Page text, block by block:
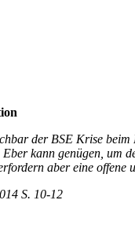
der BSE Krise
kann genügen,
aber eine
S. 10-12